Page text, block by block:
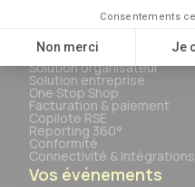
Solution organisateur
Solution entreprise
One Stop Shop
Facturation & paiement
Copilote RSE
Reporting 360°
Conformité
Connectivité & Intégrations
Vos événements